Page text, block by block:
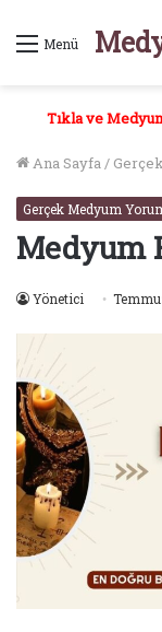
Menü
Tıkla ve
Ana Sayfa/
Gerçek Medyum
Medyum
Yönetici